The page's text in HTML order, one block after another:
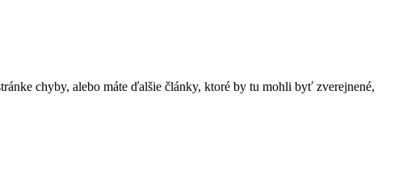
chyby, alebo máte ďalšie články, ktoré by tu mohli byť zverejnené,